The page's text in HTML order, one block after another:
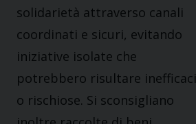
solidarietà attraverso canali
coordinati e sicuri, evitando
iniziative isolate che
potrebbero risultare inefficaci
o rischiose. Si sconsigliano